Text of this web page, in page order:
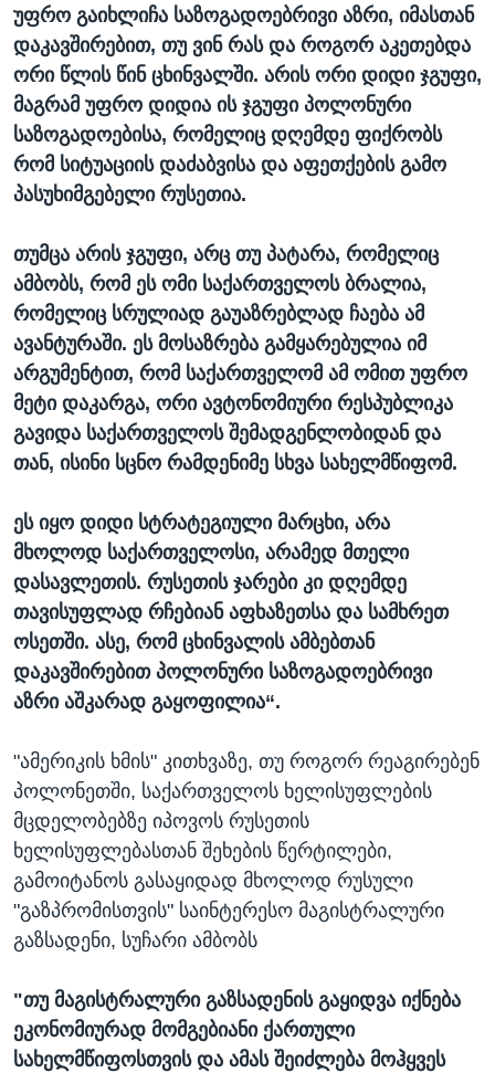
უფრო გაიხლიჩა საზოგადოებრივი აზრი, იმასთან
დაკავშირებით, თუ ვინ რას და როგორ აკეთებდა
ორი წლის წინ ცხინვალში. არის ორი დიდი ჯგუფი,
მაგრამ უფრო დიდია ის ჯგუფი პოლონური
საზოგადოებისა, რომელიც დღემდე ფიქრობს
რომ სიტუაციის დაძაბვისა და აფეთქების გამო
პასუხიმგებელი რუსეთია.
თუმცა არის ჯგუფი, არც თუ პატარა, რომელიც
ამბობს, რომ ეს ომი საქართველოს ბრალია,
რომელიც სრულიად გაუაზრებლად ჩაება ამ
ავანტურაში. ეს მოსაზრება გამყარებულია იმ
არგუმენტით, რომ საქართველომ ამ ომით უფრო
მეტი დაკარგა, ორი ავტონომიური რესპუბლიკა
გავიდა საქართველოს შემადგენლობიდან და
თან, ისინი სცნო რამდენიმე სხვა სახელმწიფომ.
ეს იყო დიდი სტრატეგიული მარცხი, არა
მხოლოდ საქართველოსი, არამედ მთელი
დასავლეთის. რუსეთის ჯარები კი დღემდე
თავისუფლად რჩებიან აფხაზეთსა და სამხრეთ
ოსეთში. ასე, რომ ცხინვალის ამბებთან
დაკავშირებით პოლონური საზოგადოებრივი
აზრი აშკარად გაყოფილია“.
"ამერიკის ხმის" კითხვაზე, თუ როგორ რეაგირებენ
პოლონეთში, საქართველოს ხელისუფლების
მცდელობებზე იპოვოს რუსეთის
ხელისუფლებასთან შეხების წერტილები,
გამოიტანოს გასაყიდად მხოლოდ რუსული
"გაზპრომისთვის" საინტერესო მაგისტრალური
გაზსადენი, სუჩარი ამბობს
"თუ მაგისტრალური გაზსადენის გაყიდვა იქნება
ეკონომიურად მომგებიანი ქართული
სახელმწიფოსთვის და ამას შეიძლება მოჰყვეს